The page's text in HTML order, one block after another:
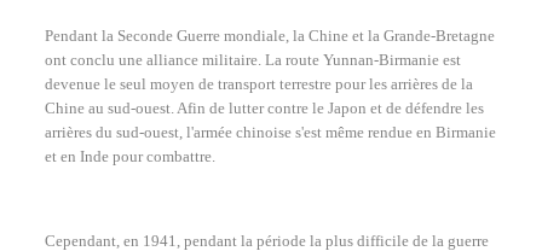
Pendant la Seconde Guerre mondiale, la Chine et la Grande-Bretagne
ont conclu une alliance militaire. La route Yunnan-Birmanie est
devenue le seul moyen de transport terrestre pour les arrières de la
Chine au sud-ouest. Afin de lutter contre le Japon et de défendre les
arrières du sud-ouest, l'armée chinoise s'est même rendue en Birmanie
et en Inde pour combattre.
Cependant, en 1941, pendant la période la plus difficile de la guerre